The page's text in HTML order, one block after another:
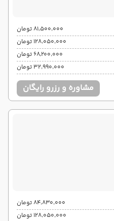
۸۱٬۵۰۰٬۰۰۰ تومان
۱۲۸٬۰۵۰٬۰۰۰ تومان
۶۸٬۲۰۰٬۰۰۰ تومان
۳۲٬۹۹۰٬۰۰۰ تومان
مشاوره و رزرو رایگان
۸۴٬۸۳۰٬۰۰۰ تومان
۱۲۸٬۰۵۰٬۰۰۰ تومان